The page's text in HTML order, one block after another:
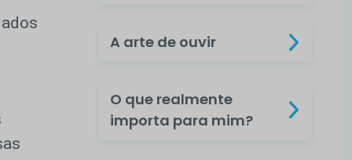
A arte de ouvir
O que realmente
importa para mim?